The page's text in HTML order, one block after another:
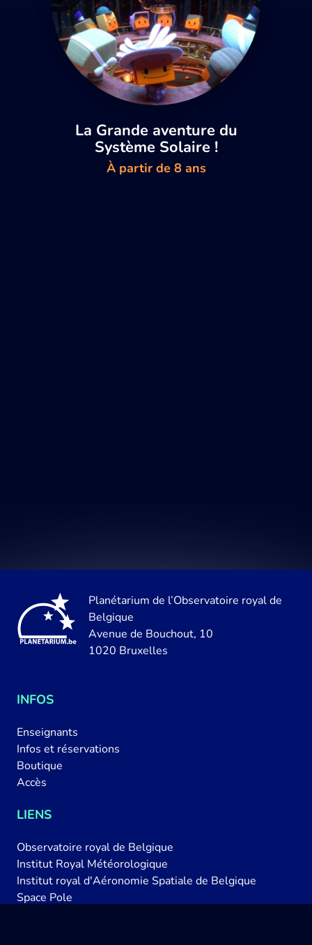
La Grande aventure du
Système Solaire !
À partir de 8 ans
Planétarium de l’Observatoire royal de
Belgique
Avenue de Bouchout, 10
1020 Bruxelles
INFOS
Enseignants
Infos et réservations
Boutique
Accès
LIENS
Observatoire royal de Belgique
Institut Royal Météorologique
Institut royal d'Aéronomie Spatiale de Belgique
Space Pole